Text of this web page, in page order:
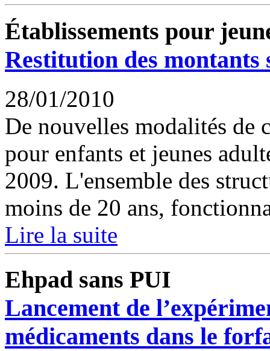
Établissements pour
Restitution des montants
28/01/2010
De nouvelles modalités de
pour enfants et jeunes
2009. L'ensemble des
moins de 20 ans,
Lire la suite
Ehpad sans PUI
Lancement de
médicaments dans le